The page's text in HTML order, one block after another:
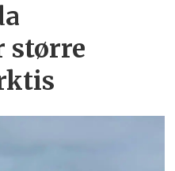
større